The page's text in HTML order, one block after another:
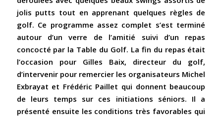
jolis putts tout en apprenant quelques règles de
golf. Ce programme assez complet s’est terminé
autour d’un verre de l’amitié suivi d’un repas
concocté par la Table du Golf. La fin du repas était
l’occasion pour Gilles Baix, directeur du golf,
d’intervenir pour remercier les organisateurs Michel
Exbrayat et Frédéric Paillet qui donnent beaucoup
de leurs temps sur ces initiations séniors. Il a
présenté ensuite les conditions très favorables qui